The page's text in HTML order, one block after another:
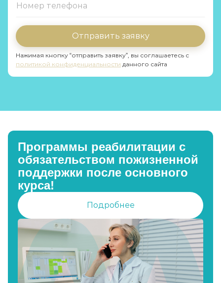
Отправить заявку
Нажимая кнопку “отправить заявку”, вы соглашаетесь с
политикой конфиденциальности данного сайта
Программы реабилитации с
обязательством пожизненной
поддержки после основного
курса!
Подробнее